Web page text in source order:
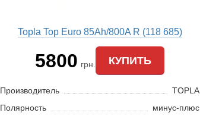
Topla Top Euro 85Ah/800A R (118 685)
5800 грн. КУПИТЬ
Производитель
TOPLA
Полярность
минус-плюс